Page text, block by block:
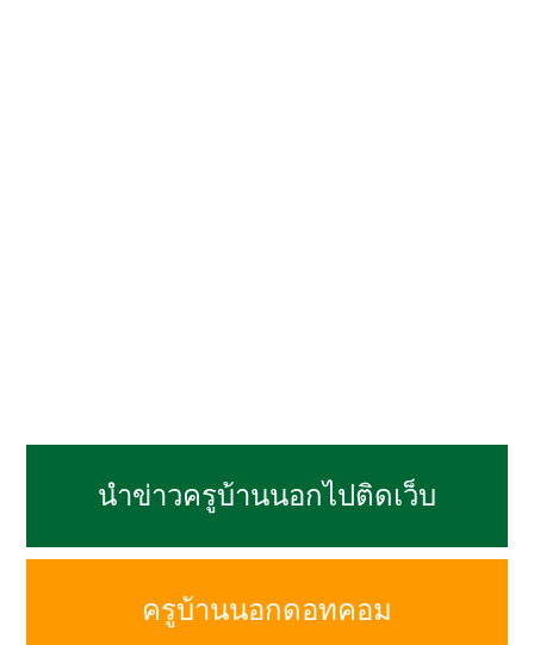
นำข่าวครูบ้านนอกไปติดเว็บ
ครูบ้านนอกดอทคอม